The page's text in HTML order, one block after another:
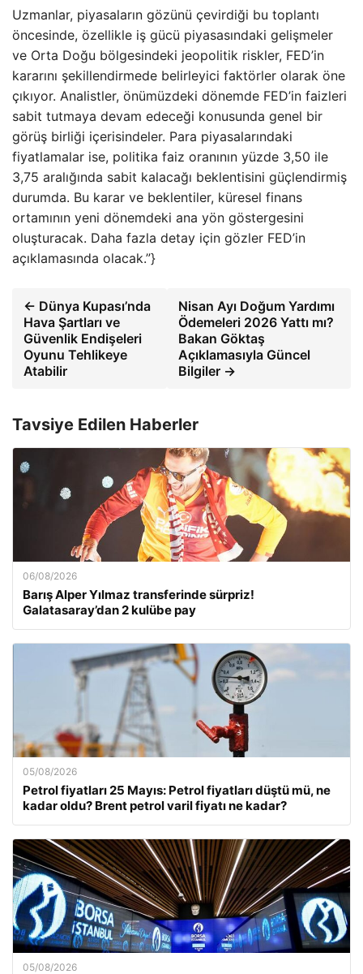
Uzmanlar, piyasaların gözünü çevirdiği bu toplantı
öncesinde, özellikle iş gücü piyasasındaki gelişmeler
ve Orta Doğu bölgesindeki jeopolitik riskler, FED’in
kararını şekillendirmede belirleyici faktörler olarak öne
çıkıyor. Analistler, önümüzdeki dönemde FED’in faizleri
sabit tutmaya devam edeceği konusunda genel bir
görüş birliği içerisindeler. Para piyasalarındaki
fiyatlamalar ise, politika faiz oranının yüzde 3,50 ile
3,75 aralığında sabit kalacağı beklentisini güçlendirmiş
durumda. Bu karar ve beklentiler, küresel finans
ortamının yeni dönemdeki ana yön göstergesini
oluşturacak. Daha fazla detay için gözler FED’in
açıklamasında olacak.”}
← Dünya Kupası’nda
Hava Şartları ve
Güvenlik Endişeleri
Oyunu Tehlikeye
Atabilir
Nisan Ayı Doğum Yardımı
Ödemeleri 2026 Yattı mı?
Bakan Göktaş
Açıklamasıyla Güncel
Bilgiler →
Tavsiye Edilen Haberler
06/08/2026
Barış Alper Yılmaz transferinde sürpriz!
Galatasaray’dan 2 kulübe pay
05/08/2026
Petrol fiyatları 25 Mayıs: Petrol fiyatları düştü mü, ne
kadar oldu? Brent petrol varil fiyatı ne kadar?
05/08/2026